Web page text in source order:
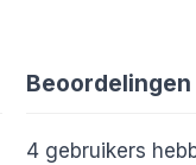
Beoordelingen
4gebruikers